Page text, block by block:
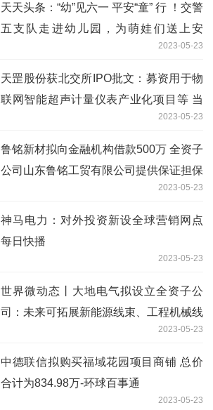
天天头条：“幼”见六一 平安“童” 行 ！交警
五支队走进幼儿园，为萌娃们送上安
2023-05-23
天罡股份获北交所IPO批文：募资用于物
联网智能超声计量仪表产业化项目等 当
2023-05-23
鲁铭新材拟向金融机构借款500万 全资子
公司山东鲁铭工贸有限公司提供保证担保
2023-05-23
神马电力：对外投资新设全球营销网点
每日快播
2023-05-23
世界微动态丨大地电气拟设立全资子公
司：未来可拓展新能源线束、工程机械线
2023-05-23
中德联信拟购买福域花园项目商铺 总价
合计为834.98万-环球百事通
2023-05-23